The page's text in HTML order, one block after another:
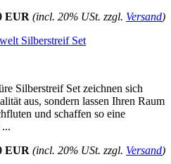
EUR (incl. 20% USt. zzgl. Versand)
Silberstreif Set
Silberstreif Set zeichnen sich
aus, sondern lassen Ihren Raum
und schaffen so eine
EUR (incl. 20% USt. zzgl. Versand)